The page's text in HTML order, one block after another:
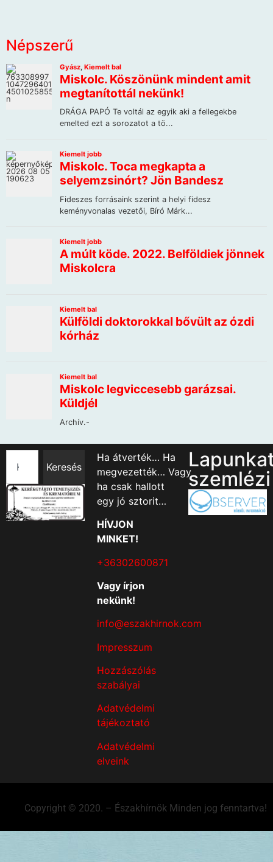
Népszerű
Keresés
Ha átverték… Ha
megvezették… Vagy
ha csak hallott
egy jó sztorit…
HÍVJON
MINKET!
+36302600871
Vagy írjon
nekünk!
info@eszakhirnok.com
Impresszum
Hozzászólás
szabályai
Adatvédelmi
tájékoztató
Adatvédelmi
elveink
szemlézi
Copyright © 2020. – Északhírnök Minden jog fenntartva!